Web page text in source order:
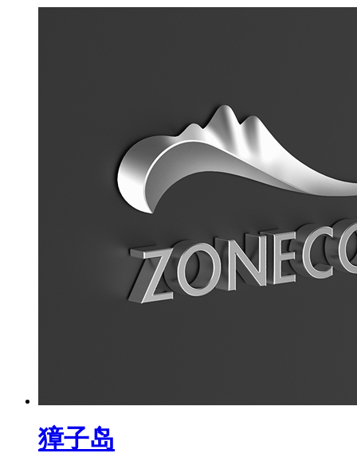
獐子岛